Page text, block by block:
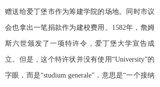
赠送给爱丁堡市作为筹建学院的场地。同时市议
会也拿出一笔捐款作为建校费用。1582年，詹姆
斯六世颁发了一项特许令，爱丁堡大学宣告成
立。但是，这个特许状并没有使用“University”的
字眼，而是“studium generale”，意思是“一个接纳